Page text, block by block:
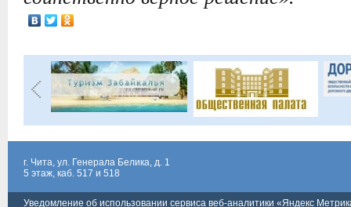
г. Чита, ул. Генерала Белика, д. 1
5 этаж, каб. 517 и 518
Уведомление об использовании сервиса веб-аналитики «Яндекс